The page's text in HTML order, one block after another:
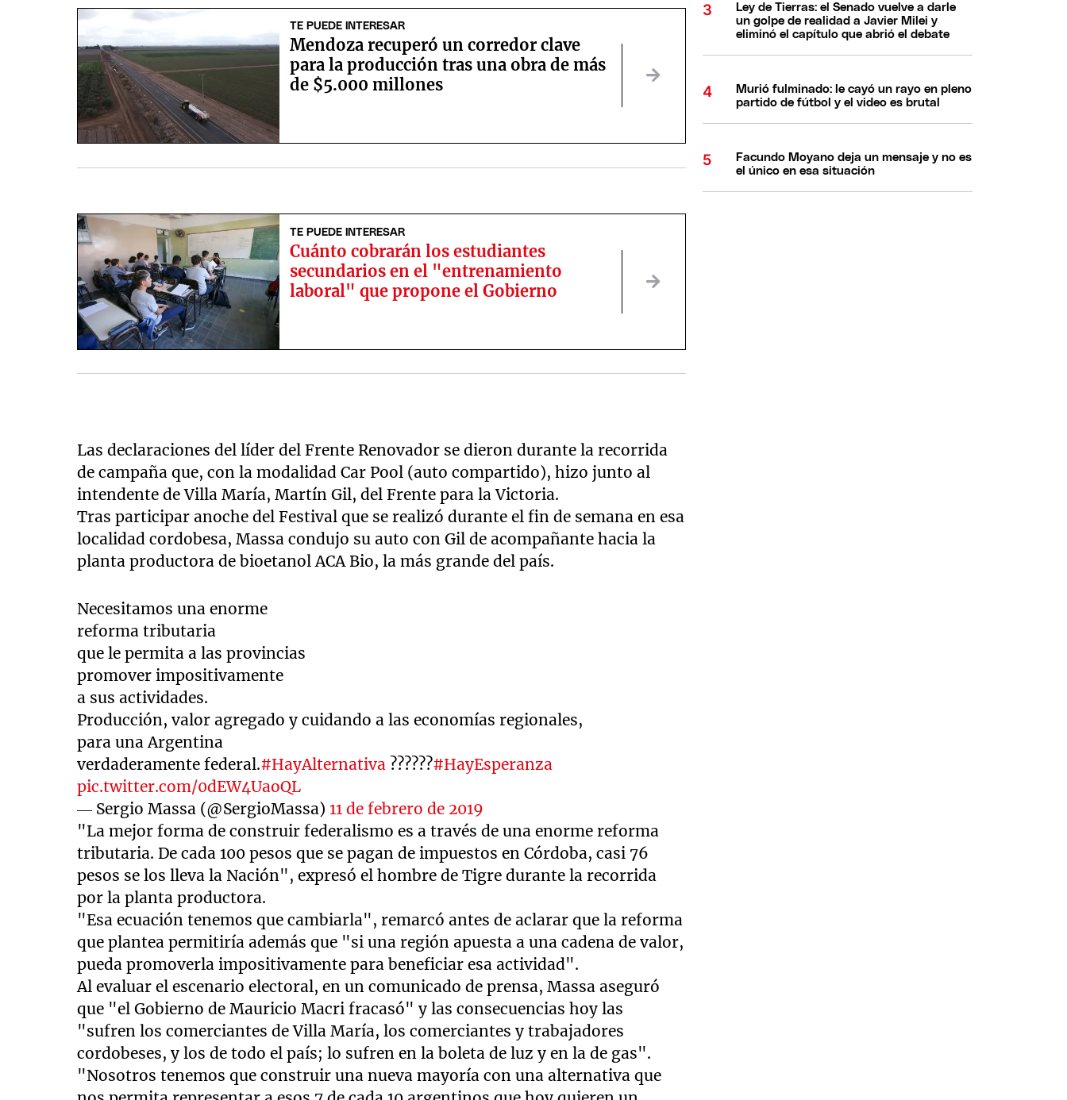
TE PUEDE INTERESAR
Mendoza recuperó un corredor clave
para la producción tras una obra de más
de $5.000 millones
TE PUEDE INTERESAR
Cuánto cobrarán los estudiantes
secundarios en el "entrenamiento
laboral" que propone el Gobierno
Las declaraciones del líder del Frente Renovador se dieron durante la recorrida
de campaña que, con la modalidad Car Pool (auto compartido), hizo junto al
intendente de Villa María, Martín Gil, del Frente para la Victoria.
Tras participar anoche del Festival que se realizó durante el fin de semana en esa
localidad cordobesa, Massa condujo su auto con Gil de acompañante hacia la
planta productora de bioetanol ACA Bio, la más grande del país.
Necesitamos una enorme
reforma tributaria
que le permita a las provincias
promover impositivamente
a sus actividades.
Producción, valor agregado y cuidando a las economías regionales,
para una Argentina
verdaderamente federal.#HayAlternativa ??????#HayEsperanza
pic.twitter.com/0dEW4UaoQL
— Sergio Massa (@SergioMassa)11 de febrero de 2019
"La mejor forma de construir federalismo es a través de una enorme reforma
tributaria. De cada 100 pesos que se pagan de impuestos en Córdoba, casi 76
pesos se los lleva la Nación", expresó el hombre de Tigre durante la recorrida
por la planta productora.
"Esa ecuación tenemos que cambiarla", remarcó antes de aclarar que la reforma
que plantea permitiría además que "si una región apuesta a una cadena de valor,
pueda promoverla impositivamente para beneficiar esa actividad".
Al evaluar el escenario electoral, en un comunicado de prensa, Massa aseguró
que "el Gobierno de Mauricio Macri fracasó" y las consecuencias hoy las
"sufren los comerciantes de Villa María, los comerciantes y trabajadores
cordobeses, y los de todo el país; lo sufren en la boleta de luz y en la de gas".
"Nosotros tenemos que construir una nueva mayoría con una alternativa que
Ley de Tierras: el Senado vuelve a darle
un golpe de realidad a Javier Milei y
eliminó el capítulo que abrió el debate
Murió fulminado: le cayó un rayo en pleno
partido de fútbol y el video es brutal
Facundo Moyano deja un mensaje y no es
el único en esa situación